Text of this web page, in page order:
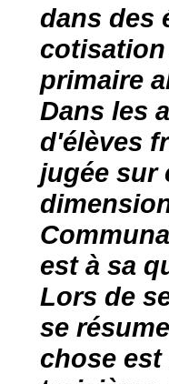
dans des
cotisation
primaire
Dans les
d'élèves
jugée sur
est à sa
Lors de
se
chose